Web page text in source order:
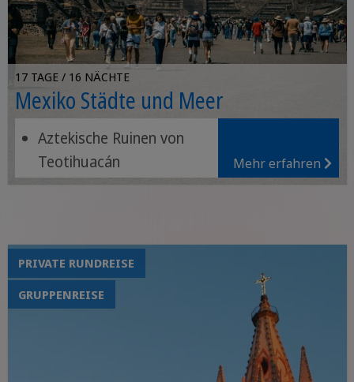
17 TAGE / 16 NÄCHTE
Mexiko Städte und Meer
Aztekische Ruinen von
Teotihuacán
Magische Dörfer Puebla,
Mehr erfahren
PRIVATE RUNDREISE
GRUPPENREISE